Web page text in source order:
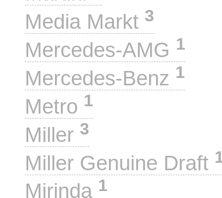
Media Markt 3
Mercedes-AMG 1
Mercedes-Benz 1
Metro 1
Miller 3
Miller Genuine Draft
Mirinda 1